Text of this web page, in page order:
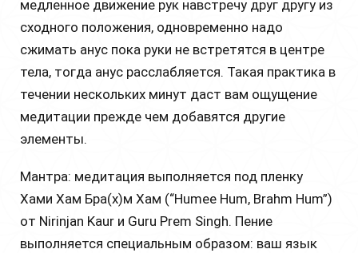
медленное движение рук навстречу друг другу из
сходного положения, одновременно надо
сжимать анус пока руки не встретятся в центре
тела, тогда анус расслабляется. Такая практика в
течении нескольких минут даст вам ощущение
медитации прежде чем добавятся другие
элементы.
Мантра: медитация выполняется под пленку
Хами Хам Бра(х)м Хам (“Humee Hum, Brahm Hum”)
от Nirinjan Kaur и Guru Prem Singh. Пение
выполняется специальным образом: ваш язык